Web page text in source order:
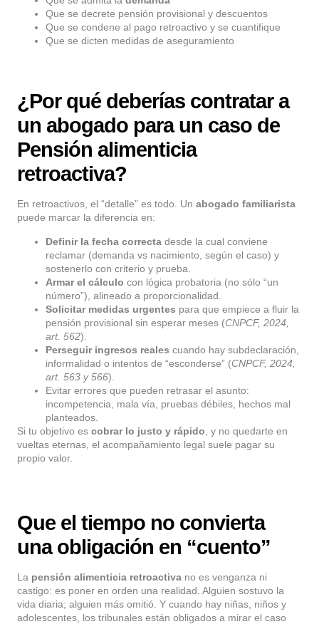
Que se decrete pensión provisional y descuentos
Que se condene al pago retroactivo y se cuantifique
Que se dicten medidas de aseguramiento
¿Por qué deberías contratar a
un abogado para un caso de
Pensión alimenticia
retroactiva?
En retroactivos, el “detalle” es todo. Un abogado familiarista
puede marcar la diferencia en:
Definir la fecha correcta desde la cual conviene
reclamar (demanda vs nacimiento, según el caso) y
sostenerlo con criterio y prueba.
Armar el cálculo con lógica probatoria (no sólo “un
número”), alineado a proporcionalidad.
Solicitar medidas urgentes para que empiece a fluir la
pensión provisional sin esperar meses (CNPCF, 2024,
art. 562).
Perseguir ingresos reales cuando hay subdeclaración,
informalidad o intentos de “esconderse” (CNPCF, 2024,
art. 563 y 566).
Evitar errores que pueden retrasar el asunto:
incompetencia, mala vía, pruebas débiles, hechos mal
planteados.
Si tu objetivo es cobrar lo justo y rápido , y no quedarte en
vueltas eternas, el acompañamiento legal suele pagar su
propio valor.
Que el tiempo no convierta
una obligación en “cuento”
La pensión alimenticia retroactiva no es venganza ni
castigo: es poner en orden una realidad. Alguien sostuvo la
vida diaria; alguien más omitió. Y cuando hay niñas, niños y
adolescentes, los tribunales están obligados a mirar el caso